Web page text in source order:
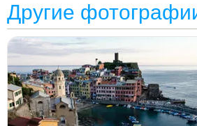
Другие